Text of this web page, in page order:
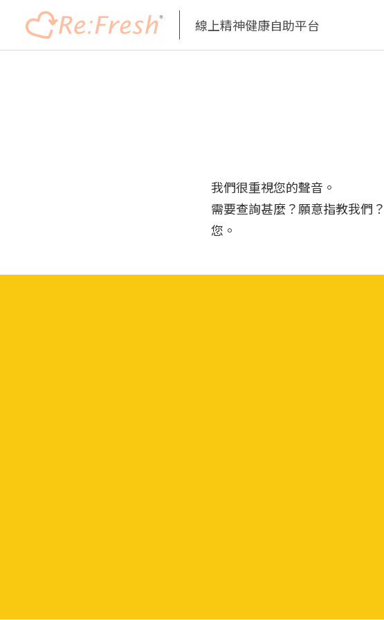
線上精神健康自助平台
我們很重視您的聲音。
需要查詢甚麼？願意指教我們
您。